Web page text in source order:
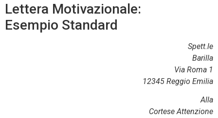
Lettera Motivazionale:
Esempio Standard
Spett.le
Barilla
Via Roma 1
12345 Reggio Emilia
Alla
Cortese Attenzione